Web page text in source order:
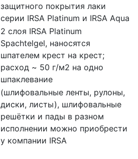
защитного покрытия лаки
серии IRSA Platinum и IRSA Aqua
2 слоя IRSA Platinum
Spachtelgel, наносятся
шпателем крест на крест;
расход ~ 50 г/м2 на одно
шпаклевание
(шлифовальные ленты, рулоны,
диски, листы), шлифовальные
решётки и пады в разном
исполнении можно приобрести
у компании IRSA